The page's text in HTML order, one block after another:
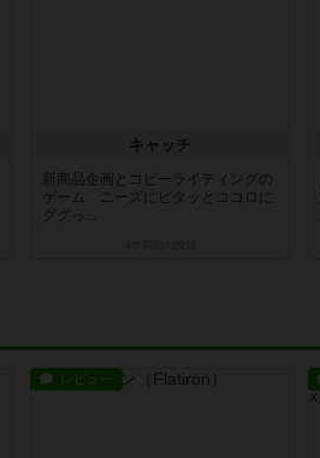
キャッチ
新商品企画とコピーライティングの
ゲーム ニーズにピタッとココロに
ググっ...
レビュー